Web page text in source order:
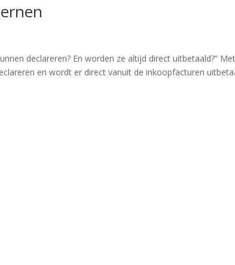
declareren? En worden ze altijd direct uitbetaald?” Met
en wordt er direct vanuit de inkoopfacturen